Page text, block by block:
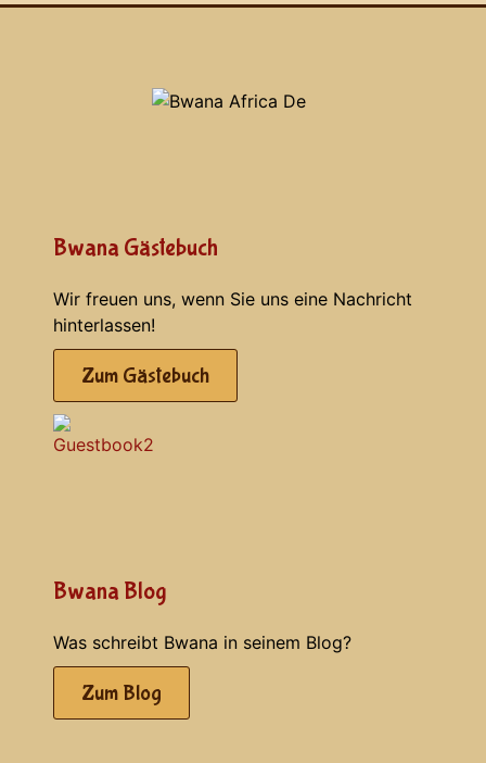
Bwana Gästebuch
Wir freuen uns, wenn Sie uns eine Nachricht
hinterlassen!
Zum Gästebuch
Bwana Blog
Was schreibt Bwana in seinem Blog?
Zum Blog